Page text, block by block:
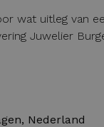
wat uitleg van
Juwelier
Nederland